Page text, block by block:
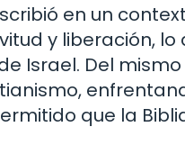
en un
y liberación,
Israel. Del
que la